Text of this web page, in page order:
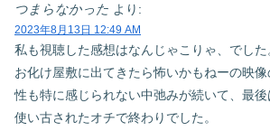
つまらなかった より:
2023年8月13日 12:49 AM
私も視聴した感想はなんじゃこりゃ、でした
お化け屋敷に出てきたら怖いかもねーの映
性も特に感じられない中弛みが続いて、最
使い古されたオチで終わりでした。